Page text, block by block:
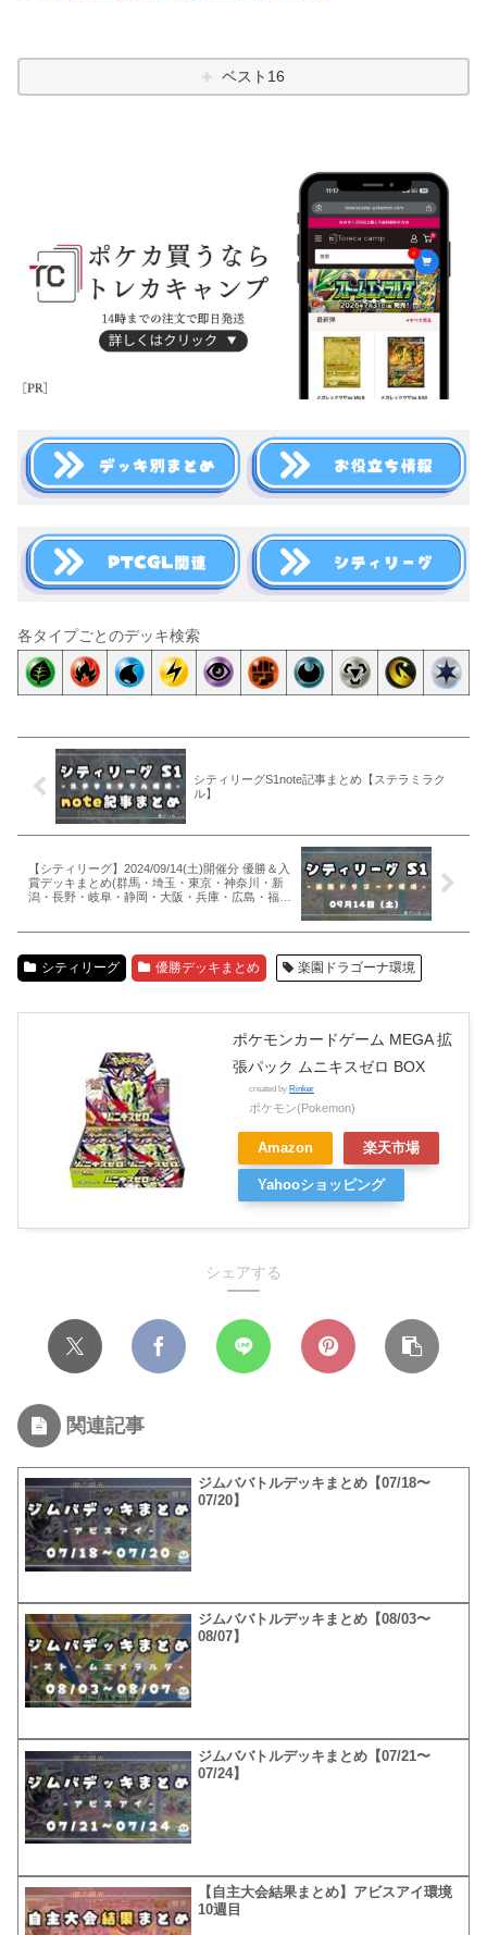
ベスト16
各タイプごとのデッキ検索
シティリーグS1note記事まとめ【ステラミラク
ル】
【シティリーグ】2024/09/14(土)開催分 優勝＆入
賞デッキまとめ(群馬・埼玉・東京・神奈川・新
潟・長野・岐阜・静岡・大阪・兵庫・広島・福
シティリーグ 優勝デッキまとめ 楽園ドラゴーナ環境
ポケモンカードゲーム MEGA 拡
張パック ムニキスゼロ BOX
created by Rinker
ポケモン(Pokemon)
Amazon 楽天市場
Yahooショッピング
シェアする
関連記事
ジムババトルデッキまとめ【07/18〜
07/20】
ジムババトルデッキまとめ【08/03〜
08/07】
ジムババトルデッキまとめ【07/21〜
07/24】
【自主大会結果まとめ】アビスアイ環境
10週目